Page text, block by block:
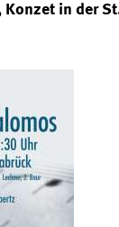
Konzet in der